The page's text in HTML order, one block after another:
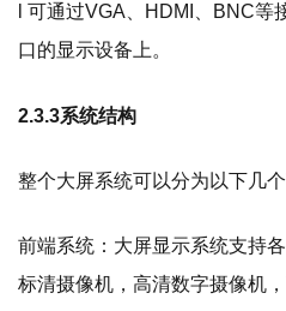
l 可通过VGA、HDMI、BNC
口的显示设备上。
2.3.3系统结构
整个大屏系统可以分为以下几个
前端系统：大屏显示系统支持
标清摄像机，高清数字摄像机